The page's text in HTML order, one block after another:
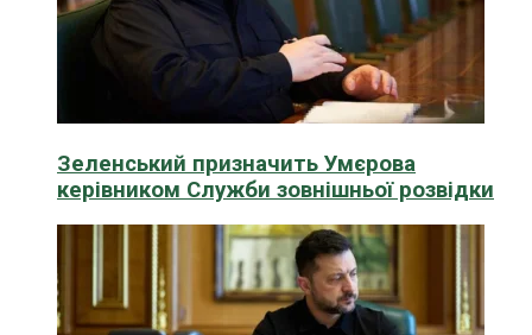
Зеленський призначить Умєрова
керівником Служби зовнішньої розвідки